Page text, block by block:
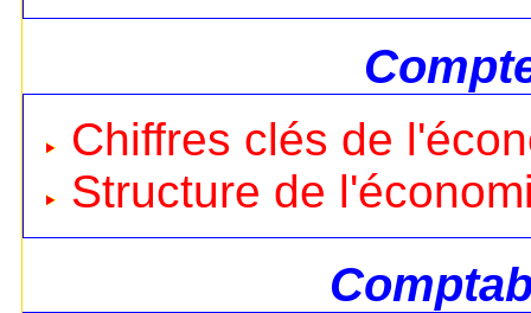
Chiffres clés de
Structure de